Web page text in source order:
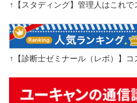
↑【スタディング】管理人はこれで
↑【診断士ゼミナール（レボ）】コ